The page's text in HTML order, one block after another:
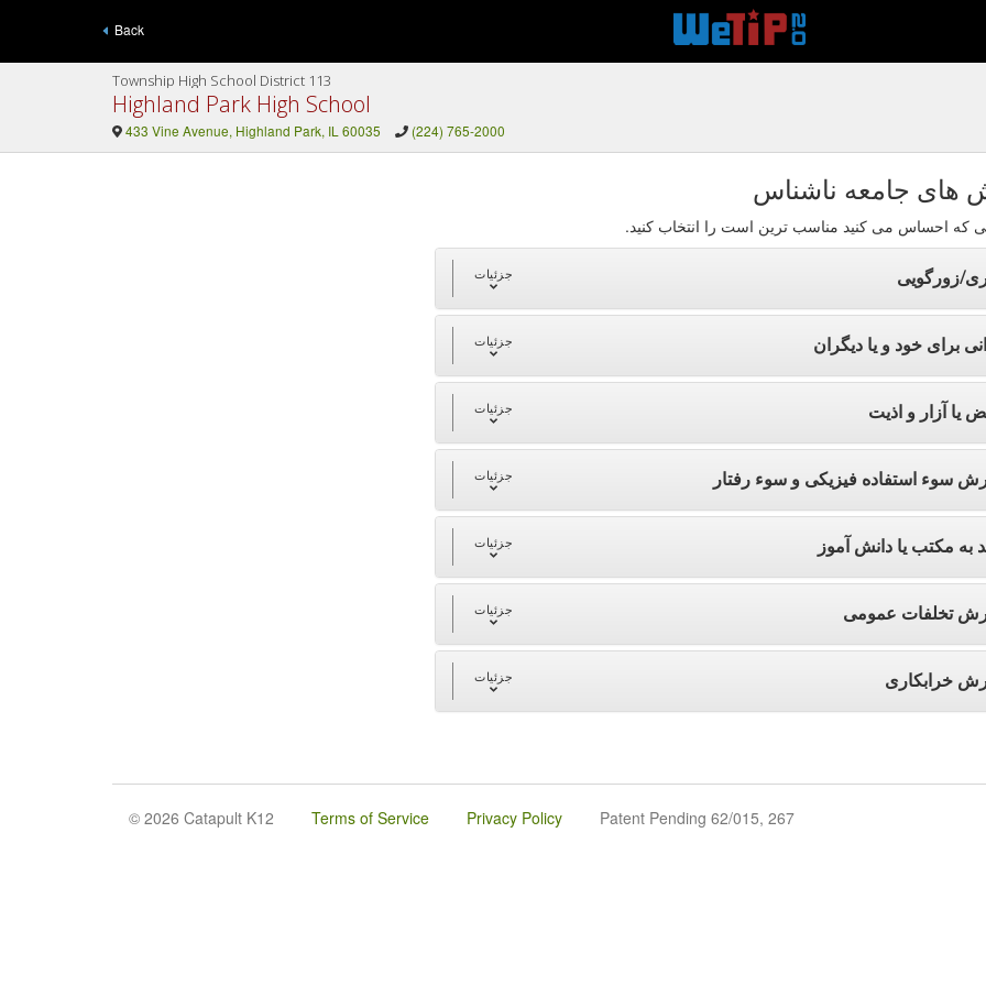
Back
Township High School District 113
Highland Park High School
433 Vine Avenue, Highland Park, IL 60035 (224) 765-2000
های جامعه ناشناس
که احساس می کنید مناسب ترین است را انتخاب کنید.
زورگویی جزئیات
برای خود و یا دیگران جزئیات
یا آزار و اذیت جزئیات
سوء استفاده فیزیکی و سوء رفتار جزئیات
به مکتب یا دانش آموز جزئیات
تخلفات عمومی جزئیات
خرابکاری جزئیات
© 2026 Catapult K12 Terms of Service Privacy Policy Patent Pending 62/015, 267